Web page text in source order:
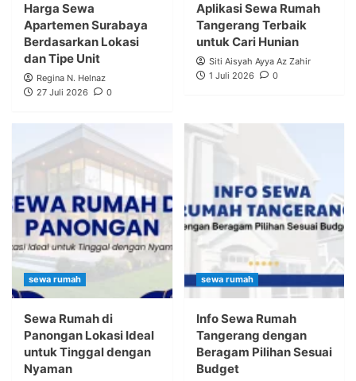
Harga Sewa
Apartemen Surabaya
Berdasarkan Lokasi
dan Tipe Unit
Regina N. Helnaz
27 Juli 2026
0
Aplikasi Sewa Rumah
Tangerang Terbaik
untuk Cari Hunian
Siti Aisyah Ayya Az Zahir
1 Juli 2026
0
sewa rumah
Sewa Rumah di
Panongan Lokasi Ideal
untuk Tinggal dengan
Nyaman
sewa rumah
Info Sewa Rumah
Tangerang dengan
Beragam Pilihan Sesuai
Budget